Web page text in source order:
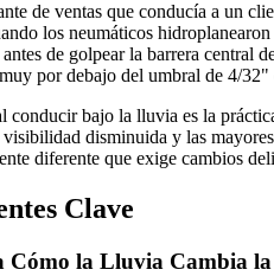
de ventas que conducía a un
los neumáticos
de golpear la barrera central
por debajo del umbral de 4/32"
conducir bajo la lluvia es la
disminuida y las
diferente que exige cambios
Clave
Cómo la Lluvia Cambia